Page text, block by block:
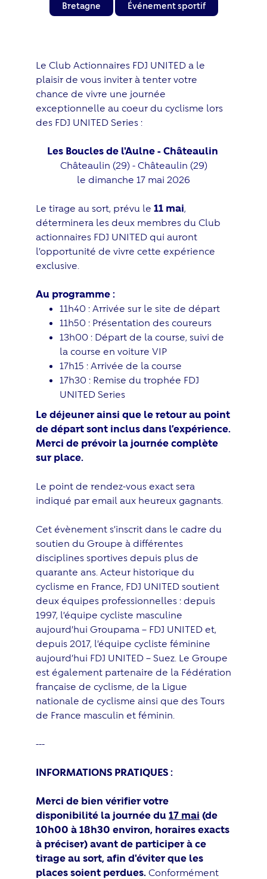
Bretagne Événement sportif
Le Club Actionnaires FDJ UNITED a le
plaisir de vous inviter à tenter votre
chance de vivre une journée
exceptionnelle au coeur du cyclisme lors
des FDJ UNITED Series :
Les Boucles de l'Aulne - Châteaulin
Châteaulin (29) - Châteaulin (29)
le dimanche 17 mai 2026
Le tirage au sort, prévu le 11 mai,
déterminera les deux membres du Club
actionnaires FDJ UNITED qui auront
l’opportunité de vivre cette expérience
exclusive.
Au programme :
11h40 : Arrivée sur le site de départ
11h50 : Présentation des coureurs
13h00 : Départ de la course, suivi de
la course en voiture VIP
17h15 : Arrivée de la course
17h30 : Remise du trophée FDJ
UNITED Series
Le déjeuner ainsi que le retour au point
de départ sont inclus dans l’expérience.
Merci de prévoir la journée complète
sur place.
Le point de rendez-vous exact sera
indiqué par email aux heureux gagnants.
Cet évènement s’inscrit dans le cadre du
soutien du Groupe à différentes
disciplines sportives depuis plus de
quarante ans. Acteur historique du
cyclisme en France, FDJ UNITED soutient
deux équipes professionnelles : depuis
1997, l’équipe cycliste masculine
aujourd’hui Groupama – FDJ UNITED et,
depuis 2017, l’équipe cycliste féminine
aujourd’hui FDJ UNITED – Suez. Le Groupe
est également partenaire de la Fédération
française de cyclisme, de la Ligue
nationale de cyclisme ainsi que des Tours
de France masculin et féminin.
---
INFORMATIONS PRATIQUES :
Merci de bien vérifier votre
disponibilité la journée du 17 mai (de
10h00 à 18h30 environ, horaires exacts
à préciser) avant de participer à ce
tirage au sort, afin d'éviter que les
places soient perdues. Conformément